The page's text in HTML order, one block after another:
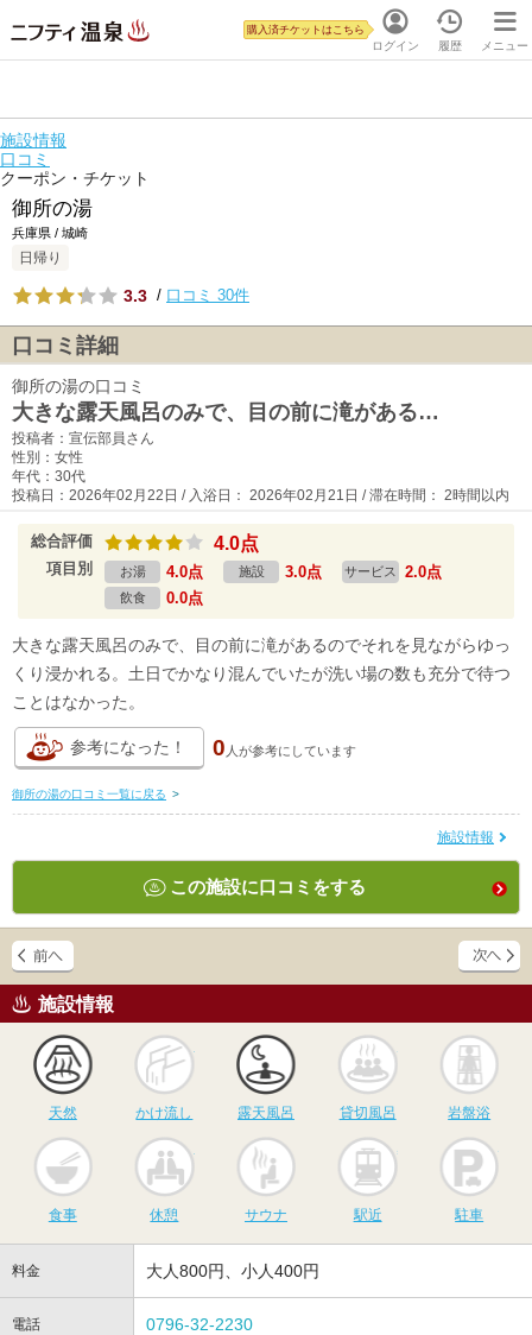
ログイン
購入済チケットはこちら
履歴 メニュー
施設情報
口コミ
クーポン・チケット
御所の湯
兵庫県 / 城崎
日帰り
3.3 / 口コミ 30件
口コミ詳細
御所の湯の口コミ
大きな露天風呂のみで、目の前に滝がある…
投稿者：宣伝部員さん
性別：女性
年代：30代
投稿日：2026年02月22日 / 入浴日： 2026年02月21日 / 滞在時間： 2時間以内
総合評価 4.0点
項目別 お湯 4.0点 施設 3.0点 サービス 2.0点
飲食 0.0点
大きな露天風呂のみで、目の前に滝があるのでそれを見ながらゆっ
くり浸かれる。土日でかなり混んでいたが洗い場の数も充分で待つ
ことはなかった。
参考になった！ 0 人が参考にしています
御所の湯の口コミ一覧に戻る >
施設情報
この施設に口コミをする
施設情報
天然
かけ流し
かけ流し
露天風呂
露天風呂
貸切風呂
貸切風呂 岩盤浴
食事 休憩
サウナ
サウナ 駅近 駐車
料金 大人800円、小人400円
電話 0796-32-2230